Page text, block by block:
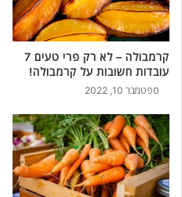
י
ם
ט
ע
י
ם
ו
מ
י
ו
ה
ש
פ
ע
ו
י
ו
ח
ד
ו
קרמבולה – לא רק פרי טעים 7
עובדות חשובות על קרמבולה!
ספטמבר 10, 2022